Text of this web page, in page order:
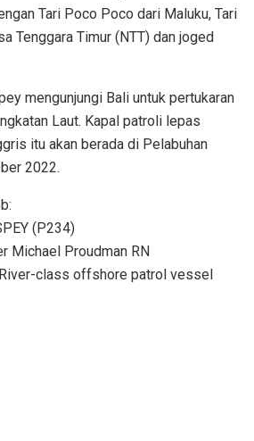
Tari Poco Poco dari Maluku, Tari
Tenggara Timur (NTT) dan joged
mengunjungi Bali untuk pertukaran
Laut. Kapal patroli lepas
itu akan berada di Pelabuhan
2022.
(P234)
Michael Proudman RN
class offshore patrol vessel